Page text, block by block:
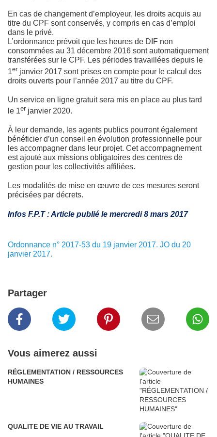
En cas de changement d’employeur, les droits acquis au
titre du CPF sont conservés, y compris en cas d’emploi
dans le privé.
L’ordonnance prévoit que les heures de DIF non
consommées au 31 décembre 2016 sont automatiquement
transférées sur le CPF. Les périodes travaillées depuis le
1er janvier 2017 sont prises en compte pour le calcul des
droits ouverts pour l’année 2017 au titre du CPF.
Un service en ligne gratuit sera mis en place au plus tard
le 1er janvier 2020.
À leur demande, les agents publics pourront également
bénéficier d’un conseil en évolution professionnelle pour
les accompagner dans leur projet. Cet accompagnement
est ajouté aux missions obligatoires des centres de
gestion pour les collectivités affiliées.
Les modalités de mise en œuvre de ces mesures seront
précisées par décrets.
Infos F.P.T : Article publié le mercredi 8 mars 2017
Ordonnance n° 2017-53 du 19 janvier 2017. JO du 20
janvier 2017.
Partager
Vous aimerez aussi
RÉGLEMENTATION / RESSOURCES
HUMAINES
QUALITE DE VIE AU TRAVAIL